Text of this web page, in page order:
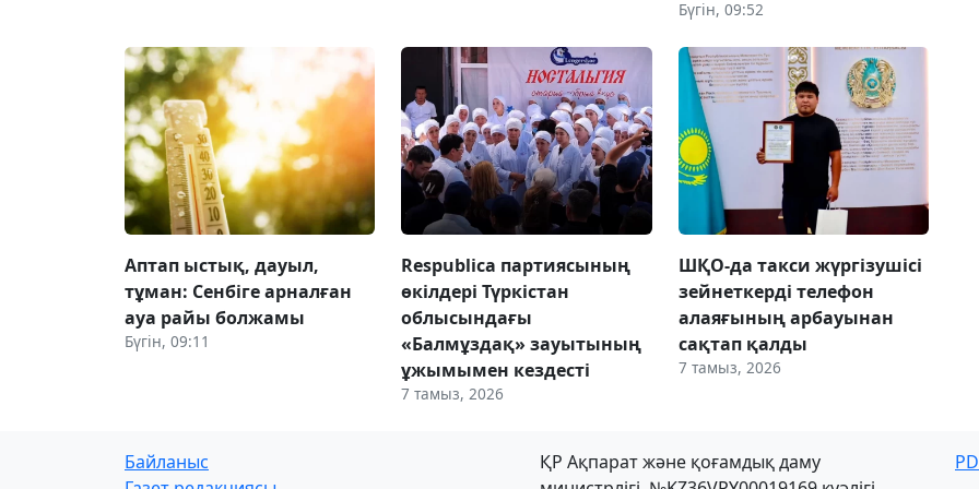
Бүгін, 09:52
Аптап ыстық, дауыл,
тұман: Сенбіге арналған
ауа райы болжамы
Бүгін, 09:11
Respublica партиясының
өкілдері Түркістан
облысындағы
«Балмұздақ» зауытының
ұжымымен кездесті
7 тамыз, 2026
ШҚО-да такси жүргізушісі
зейнеткерді телефон
алаяғының арбауынан
сақтап қалды
7 тамыз, 2026
Байланыс
ҚР Ақпарат және қоғамдық даму